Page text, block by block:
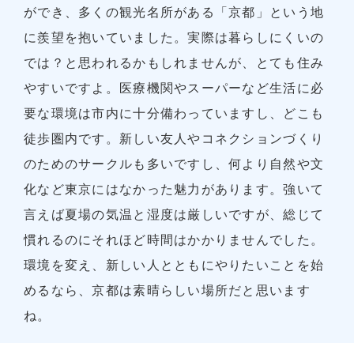
ができ、多くの観光名所がある「京都」という地
に羨望を抱いていました。実際は暮らしにくいの
では？と思われるかもしれませんが、とても住み
やすいですよ。医療機関やスーパーなど生活に必
要な環境は市内に十分備わっていますし、どこも
徒歩圏内です。新しい友人やコネクションづくり
のためのサークルも多いですし、何より自然や文
化など東京にはなかった魅力があります。強いて
言えば夏場の気温と湿度は厳しいですが、総じて
慣れるのにそれほど時間はかかりませんでした。
環境を変え、新しい人とともにやりたいことを始
めるなら、京都は素晴らしい場所だと思います
ね。